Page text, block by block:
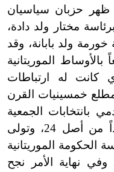
ظهر حزبان سياسيان
مختار ولد دادة،
ولد بابانة، وقد
الموريتانية
له ارتباطات
مطلع خمسينيات القرن
بانتخابات الجمعية
الإقليمية الموريتانية بـ 22 مقعداً من أصل 24، وتولى
الحكومة الموريتانية
نهاية الأمر نجح